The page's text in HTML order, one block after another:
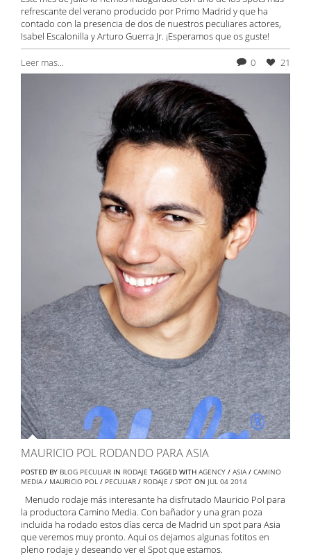
refrescante del verano producido por Primo Madrid y que ha
contado con la presencia de dos de nuestros peculiares actores,
Isabel Escalonilla y Arturo Guerra Jr. ¡Esperamos que os guste!
Leer mas... 0 21
MAURICIO POL RODANDO PARA ASIA
POSTED BY BLOG PECULIAR IN RODAJE TAGGED WITH AGENCY / ASIA/ CAMINO
MEDIA/ MAURICIO POL / PECULIAR / RODAJE / SPOT ON JUL 04 2014
Menudo rodaje más interesante ha disfrutado Mauricio Pol para
la productora Camino Media. Con bañador y una gran poza
incluida ha rodado estos días cerca de Madrid un spot para Asia
que veremos muy pronto. Aqui os dejamos algunas fotitos en
pleno rodaje y deseando ver el Spot que estamos.